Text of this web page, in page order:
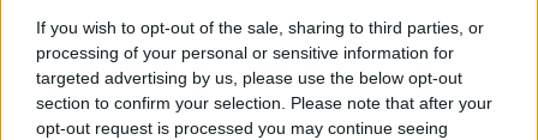
If you wish to opt-out of the sale, sharing to third parties, or
processing of your personal or sensitive information for
targeted advertising by us, please use the below opt-out
section to confirm your selection. Please note that after your
opt-out request is processed you may continue seeing
48.400 Kč • příspěvek na ubytování (Jihlava, okres Jihlava)
07.08.2026 - Bosch Powertrain s.r.o. Jihlava • obsluha CNC strojů •
48.400 Kč • náborový bonus 50.000 Kč • příspěvek na ubytování
okres Jihlava)
06.08.2026 -Bosch Powertrain s.r.o. Jihlava • CNC operátor• mzda
Kč • náborový bonus 50.000 Kč • příspěvek na ubytování (Jihlava,